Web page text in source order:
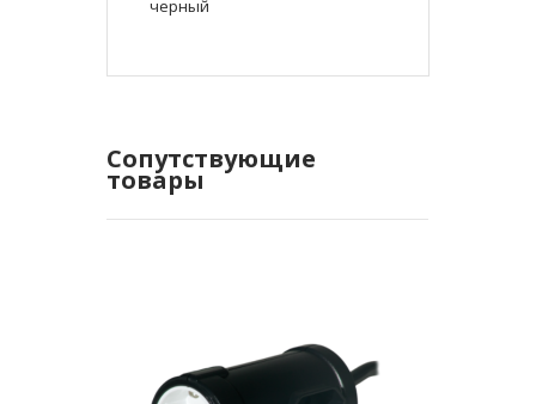
черный
Сопутствующие
товары